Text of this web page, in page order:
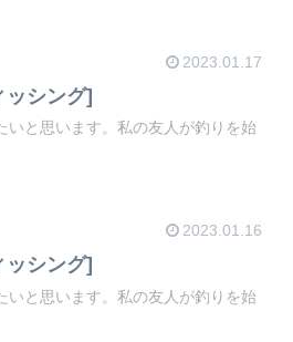
2023.01.17
ッシング]
いと思います。私の友人が釣りを始
2023.01.16
ッシング]
いと思います。私の友人が釣りを始